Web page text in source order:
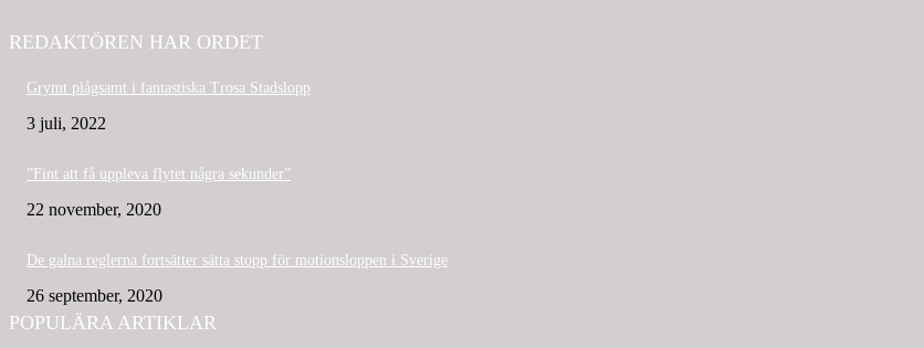
REDAKTÖREN HAR ORDET
Grymt plågsamt i fantastiska Trosa Stadslopp
3 juli, 2022
”Fint att få uppleva flytet några sekunder”
22 november, 2020
De galna reglerna fortsätter sätta stopp för motionsloppen i Sverige
26 september, 2020
POPULÄRA ARTIKLAR